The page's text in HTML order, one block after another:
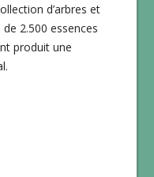
d’arbres et
2.500 essences
produit une